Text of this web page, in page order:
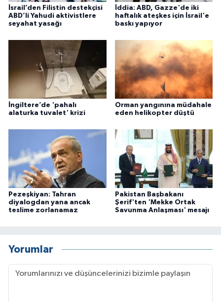
İsrail’den Filistin destekçisi
ABD’li Yahudi aktivistlere
seyahat yasağı
İddia: ABD, Gazze'de iki
haftalık ateşkes için İsrail'e
baskı yapıyor
İngiltere’de 'pahalı
alaturka tuvalet' krizi
Orman yangınına müdahale
eden helikopter düştü
Pezeşkiyan: Tahran
diyalogdan yana ancak
teslime zorlanamaz
Pakistan Başbakanı
Şerif'ten 'Mekke Ortak
Savunma Anlaşması' mesajı
Yorumlar